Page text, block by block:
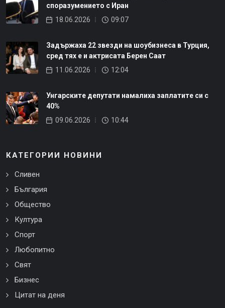
споразумението с Иран
18.06.2026
09:07
Задържаха 22 звезди на шоубизнеса в Турция,
сред тях е и актрисата Берен Саат
11.06.2026
12:04
Унгарските депутати намалиха заплатите си с
40%
09.06.2026
10:44
КАТЕГОРИИ НОВИНИ
Сливен
България
Общество
Култура
Спорт
Любопитно
Свят
Бизнес
Цитат на деня